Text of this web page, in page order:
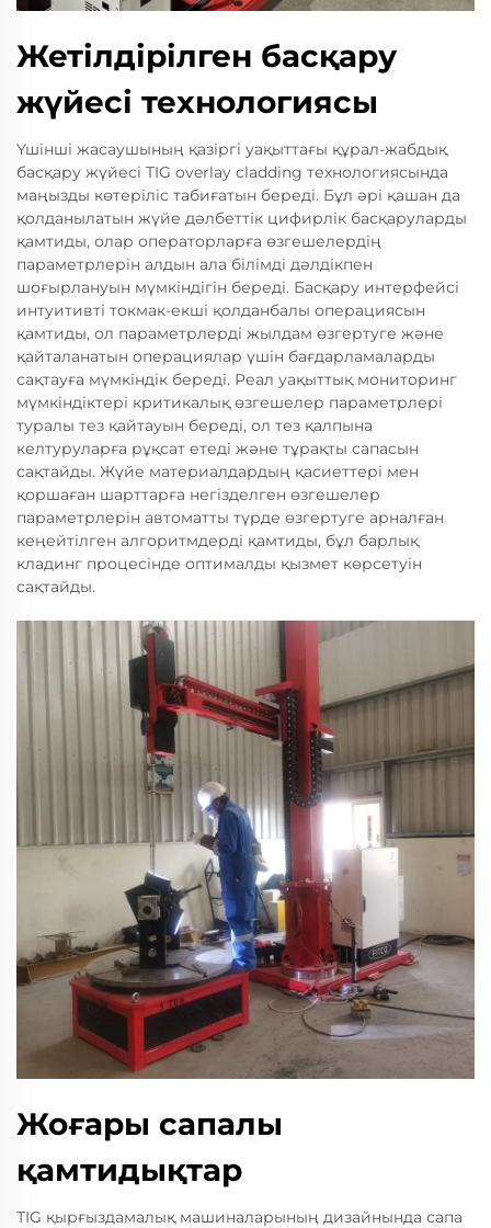
Жетілдірілген басқару
жүйесі технологиясы
Үшінші жасаушының қазіргі уақыттағы құрал-жабдық
басқару жүйесі TIG overlay cladding технологиясында
маңызды көтеріліс табиғатын береді. Бұл әрі қашан да
қолданылатын жүйе дәлбеттік цифирлік басқаруларды
қамтиды, олар операторларға өзгешелердің
параметрлерін алдын ала білімді дәлдікпен
шоғырлануын мүмкіндігін береді. Басқару интерфейсі
интуитивті токмак-екші қолданбалы операциясын
қамтиды, ол параметрлерді жылдам өзгертуге және
қайталанатын операциялар үшін бағдарламаларды
сақтауға мүмкіндік береді. Реал уақыттық мониторинг
мүмкіндіктері критикалық өзгешелер параметрлері
туралы тез қайтауын береді, ол тез қалпына
келтуруларға рұқсат етеді және тұрақты сапасын
сақтайды. Жүйе материалдардың қасиеттері мен
қоршаған шарттарға негізделген өзгешелер
параметрлерін автоматты түрде өзгертуге арналған
кеңейтілген алгоритмдерді қамтиды, бұл барлық
кладинг процесінде оптималды қызмет көрсетуін
сақтайды.
Жоғары сапалы
қамтидықтар
ТIG қырғыздамалық машиналарының дизайнында сапа